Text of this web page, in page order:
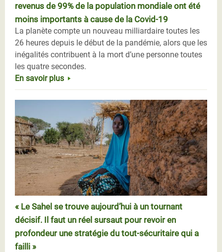
revenus de 99% de la population mondiale ont été
moins importants à cause de la Covid-19
La planète compte un nouveau milliardaire toutes les
26 heures depuis le début de la pandémie, alors que les
inégalités contribuent à la mort d’une personne toutes
les quatre secondes.
En savoir plus
« Le Sahel se trouve aujourd’hui à un tournant
décisif. Il faut un réel sursaut pour revoir en
profondeur une stratégie du tout-sécuritaire qui a
failli »